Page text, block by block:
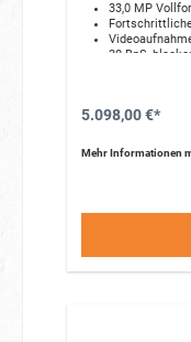
33,0 MP
30 BpS,
5.098,00 €*
Mehr Informationen